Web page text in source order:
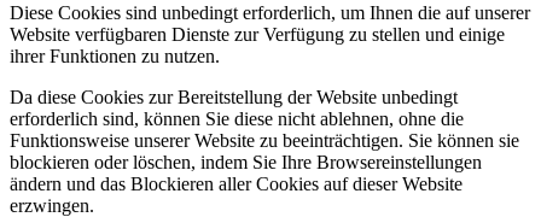
Diese Cookies sind unbedingt erforderlich, um Ihnen die auf unserer
Website verfügbaren Dienste zur Verfügung zu stellen und einige
ihrer Funktionen zu nutzen.
Da diese Cookies zur Bereitstellung der Website unbedingt
erforderlich sind, können Sie diese nicht ablehnen, ohne die
Funktionsweise unserer Website zu beeinträchtigen. Sie können sie
blockieren oder löschen, indem Sie Ihre Browsereinstellungen
ändern und das Blockieren aller Cookies auf dieser Website
erzwingen.